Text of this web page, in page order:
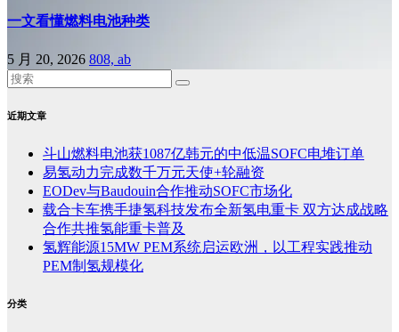
一文看懂燃料电池种类
5 月 20, 2026 808, ab
近期文章
斗山燃料电池获1087亿韩元的中低温SOFC电堆订单
易氢动力完成数千万元天使+轮融资
EODev与Baudouin合作推动SOFC市场化
载合卡车携手捷氢科技发布全新氢电重卡 双方达成战略
合作共推氢能重卡普及
氢辉能源15MW PEM系统启运欧洲，以工程实践推动
PEM制氢规模化
分类